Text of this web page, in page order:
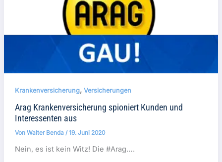
Krankenversicherung, Versicherungen
Arag Krankenversicherung spioniert Kunden und
Interessenten aus
Von Walter Benda /19. Juni 2020
Nein, es ist kein Witz! Die #Arag….